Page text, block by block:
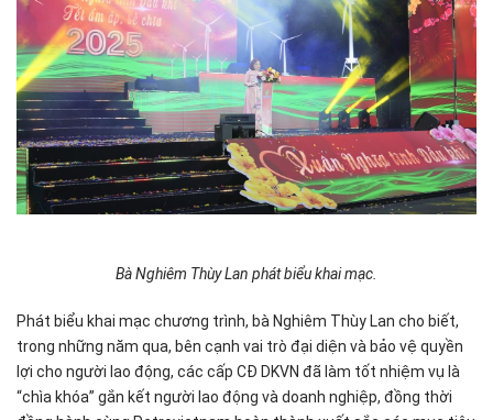
Bà Nghiêm Thùy Lan phát biểu khai mạc.
Phát biểu khai mạc chương trình, bà Nghiêm Thùy Lan cho biết,
trong những năm qua, bên cạnh vai trò đại diện và bảo vệ quyền
lợi cho người lao động, các cấp CĐ DKVN đã làm tốt nhiệm vụ là
“chìa khóa” gắn kết người lao động và doanh nghiệp, đồng thời